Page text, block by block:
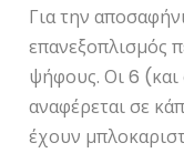
Για την
επανεξοπλισμός
ψήφους. Οι 6
αναφέρεται σε
έχουν